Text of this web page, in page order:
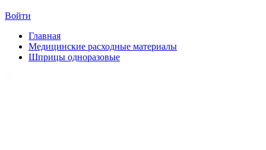
Войти
Главная
Медицинские расходные материалы
Шприцы одноразовые